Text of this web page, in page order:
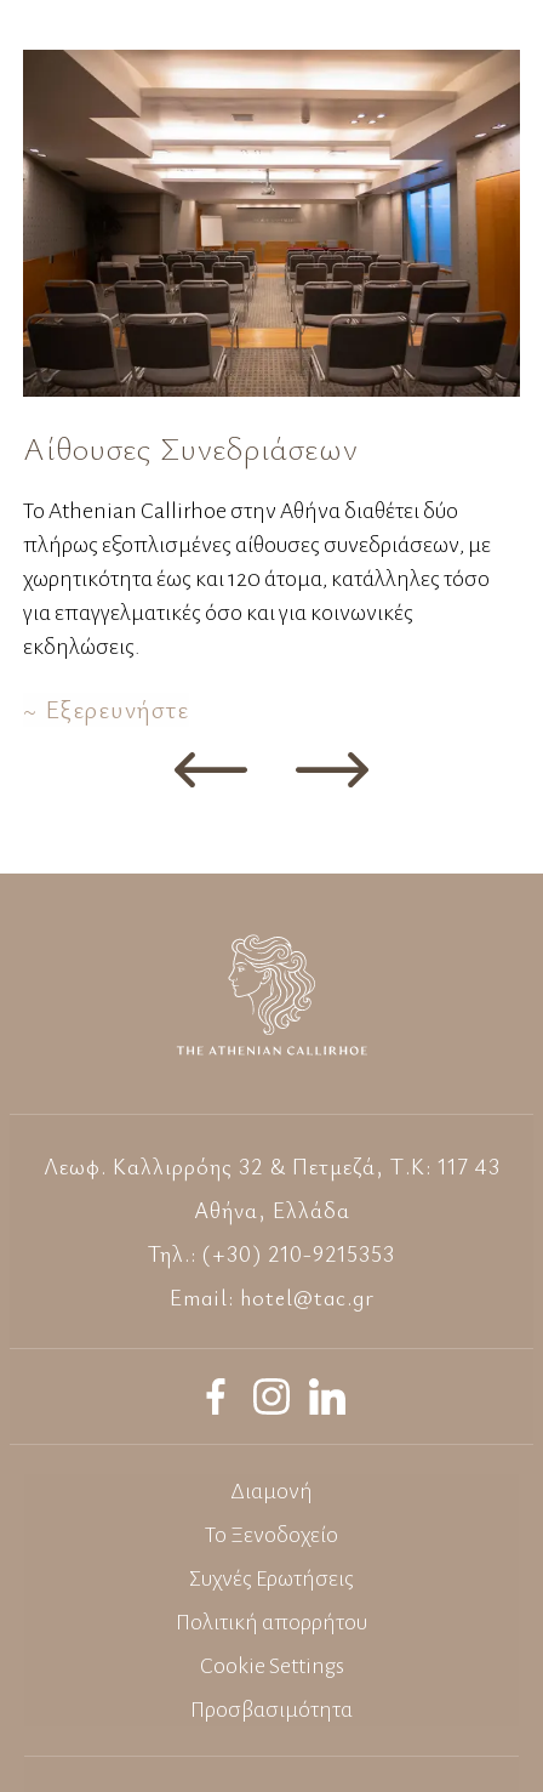
Αίθουσες Συνεδριάσεων
Το Athenian Callirhoe στην Αθήνα διαθέτει δύο
πλήρως εξοπλισμένες αίθουσες συνεδριάσεων, με
χωρητικότητα έως και 120 άτομα, κατάλληλες τόσο
για επαγγελματικές όσο και για κοινωνικές
εκδηλώσεις.
Εξερευνήστε
Λεωφ. Καλλιρρόης 32 & Πετμεζά, Τ.Κ: 117 43
Aθήνα, Ελλάδα
Τηλ.: (+30) 210-9215353
Email: hotel@tac.gr
Διαμονή
Το Ξενοδοχείο
Συχνές Ερωτήσεις
Πολιτική απορρήτου
Cookie Settings
Προσβασιμότητα